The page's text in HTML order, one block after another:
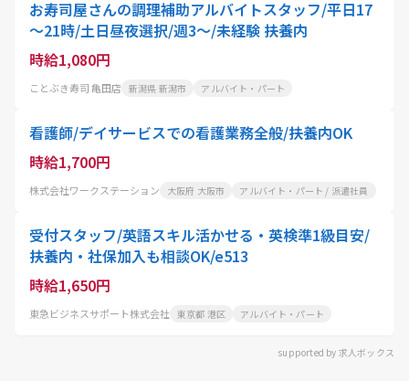
お寿司屋さんの調理補助アルバイトスタッフ/平日17
～21時/土日昼夜選択/週3～/未経験 扶養内
時給1,080円
ことぶき寿司 亀田店 新潟県 新潟市 アルバイト・パート
看護師/デイサービスでの看護業務全般/扶養内OK
時給1,700円
株式会社ワークステーション 大阪府 大阪市 アルバイト・パート / 派遣社員
受付スタッフ/英語スキル活かせる・英検準1級目安/
扶養内・社保加入も相談OK/e513
時給1,650円
東急ビジネスサポート株式会社 東京都 港区 アルバイト・パート
supported by 求人ボックス